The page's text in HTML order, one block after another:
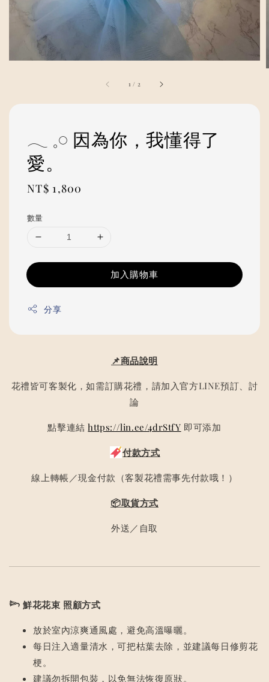
1 / 2
𓂃 𓈒𓏸 因為你，我懂得了
愛。
Regular
NT$ 1,800
數量
加入購物車
分享
📌商品說明
花禮皆可客製化，如需訂購花禮，請加入官方LINE預訂、討
論
點擊連結https://lin.ee/4drStfY 即可添加
付款方式
線上轉帳／現金付款（客製花禮需事先付款哦！）
📦取貨方式
外送／自取
𓆸 鮮花花束 照顧方式
放於室內涼爽通風處，避免高溫曝曬。
每日注入適量清水，可把枯葉去除，並建議每日修剪花
梗。
建議勿拆開包裝，以免無法恢復原狀。